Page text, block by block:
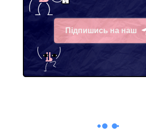
Підпишись на наш
Telegram